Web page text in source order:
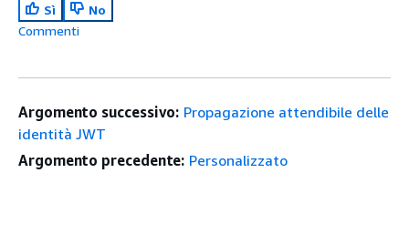
Sì
No
Commenti
Argomento successivo: Propagazione attendibile delle
identità JWT
Argomento precedente: Personalizzato